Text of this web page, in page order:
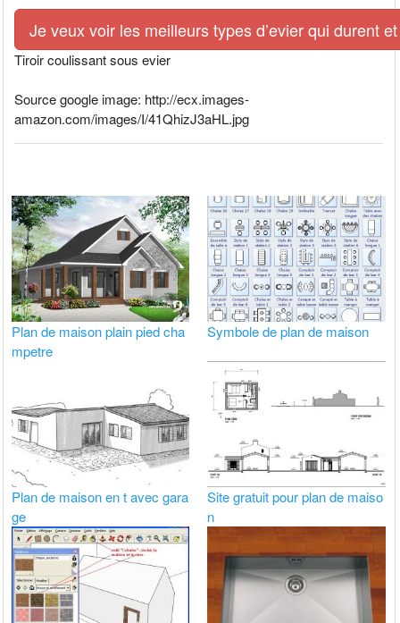
Je veux voir les meilleurs types d’evier qui durent
Tiroir coulissant sous evier
Source google image: http://ecx.images-
amazon.com/images/I/41QhizJ3aHL.jpg
Plan de maison plain pied cha
mpetre
Symbole de plan de maison
Plan de maison en t avec gara
ge
Site gratuit pour plan de maiso
n